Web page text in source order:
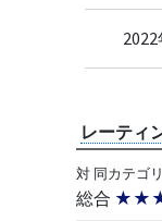
レーティ
対 同カテゴ
総合